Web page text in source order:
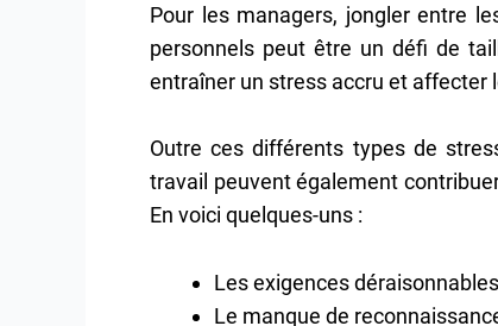
Pour les managers, jongler entre
personnels peut être un défi de
entraîner un stress accru et affecter
Outre ces différents types de
travail peuvent également
En voici quelques-uns :
Les exigences
Le manque de